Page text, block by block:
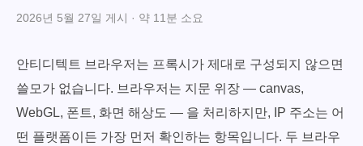
2026년 5월 27일 게시 · 약 11분 소요
안티디텍트 브라우저는 프록시가 제대로 구성되지 않으면
쓸모가 없습니다. 브라우저는 지문 위장 — canvas,
WebGL, 폰트, 화면 해상도 — 을 처리하지만, IP 주소는 어
떤 플랫폼이든 가장 먼저 확인하는 항목입니다. 두 브라우